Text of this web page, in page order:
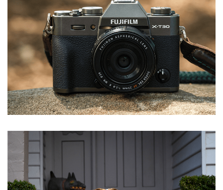
Anmeldeformular geschützt durch WP Captcha
Angemeldet bleiben
ANMELDEN
PASSWORT VERGESSEN?
REGISTRIEREN
E-Mail-Adresse